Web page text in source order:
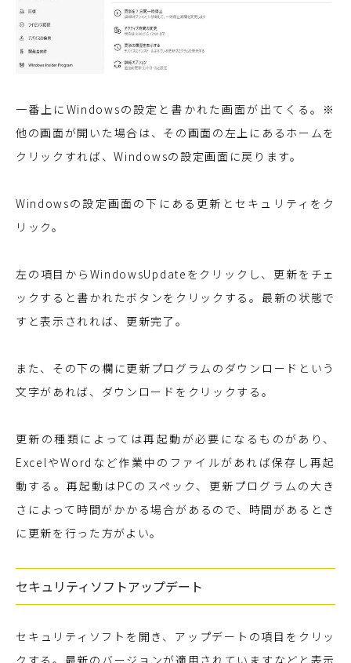
一番上にWindowsの設定と書かれた画面が出てくる。※
他の画面が開いた場合は、その画面の左上にあるホームを
クリックすれば、Windowsの設定画面に戻ります。
Windowsの設定画面の下にある更新とセキュリティをク
リック。
左の項目からWindowsUpdateをクリックし、更新をチェ
ックすると書かれたボタンをクリックする。最新の状態で
すと表示されれば、更新完了。
また、その下の欄に更新プログラムのダウンロードという
文字があれば、ダウンロードをクリックする。
更新の種類によっては再起動が必要になるものがあり、
ExcelやWordなど作業中のファイルがあれば保存し再起
動する。再起動はPCのスペック、更新プログラムの大き
さによって時間がかかる場合があるので、時間があるとき
に更新を行った方がよい。
セキュリティソフトアップデート
セキュリティソフトを開き、アップデートの項目をクリッ
クする。最新のバージョンが適用されていますなどと表示